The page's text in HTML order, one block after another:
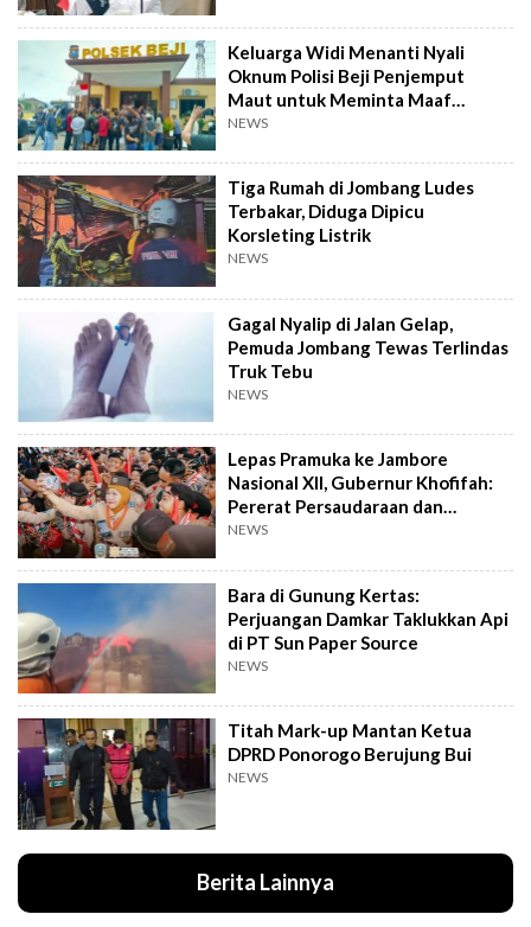
Keluarga Widi Menanti Nyali
Oknum Polisi Beji Penjemput
Maut untuk Meminta Maaf
Langsung
NEWS
Tiga Rumah di Jombang Ludes
Terbakar, Diduga Dipicu
Korsleting Listrik
NEWS
Gagal Nyalip di Jalan Gelap,
Pemuda Jombang Tewas Terlindas
Truk Tebu
NEWS
Lepas Pramuka ke Jambore
Nasional XII, Gubernur Khofifah:
Pererat Persaudaraan dan
Semangat Nasional
NEWS
Bara di Gunung Kertas:
Perjuangan Damkar Taklukkan Api
di PT Sun Paper Source
NEWS
Titah Mark-up Mantan Ketua
DPRD Ponorogo Berujung Bui
NEWS
Berita Lainnya